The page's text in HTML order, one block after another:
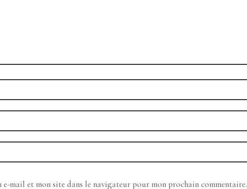
e-mail et mon site dans le navigateur pour mon prochain commentaire.